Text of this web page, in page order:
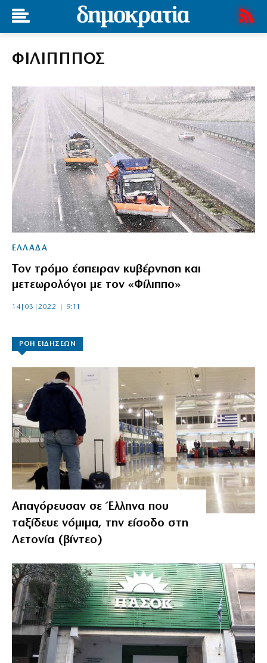
ΦΙΛΙΠΠΠΟΣ
ΕΛΛΑΔΑ
Τον τρόμο έσπειραν κυβέρνηση και
μετεωρολόγοι με τον «Φίλιππο»
14|03|2022 | 9:11
ΡΟΗ ΕΙΔΗΣΕΩΝ
Απαγόρευσαν σε Έλληνα που
ταξίδευε νόμιμα, την είσοδο στη
Λετονία (βίντεο)